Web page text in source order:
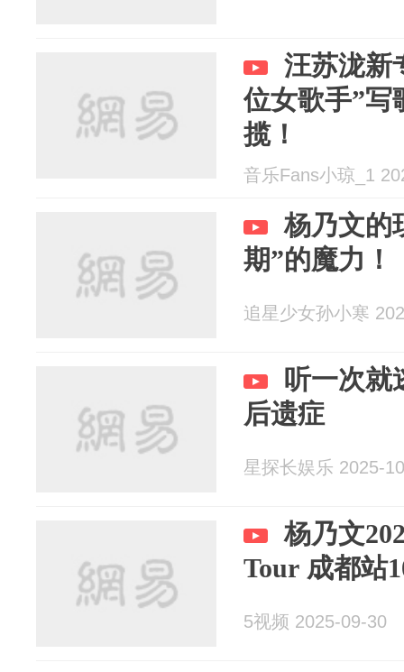
汪苏泷新
位女歌手”写
揽！
音乐Fans小琼_1
杨乃文的
期”的魔力！
追星少女孙小寒
听一次就
后遗症
星探长娱乐 2025-
杨乃文
Tour 成都站
5视频 2025-09-30